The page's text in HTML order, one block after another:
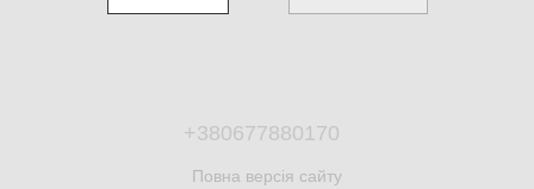
+380677880170
Повна версія сайту